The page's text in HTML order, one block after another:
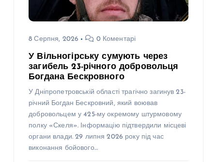
8 Серпня, 2026 0 Коментарі
У Вільногірську сумують через
загибель 23-річного добровольця
Богдана Бескровного
У Дніпропетровській області трагічно загинув 23-
річний Богдан Бескровний, який воював
добровольцем у 425-му окремому штурмовому
полку «Скеля». Інформацію підтвердили місцеві
органи влади. 29 липня 2026 року під час
виконання бойового…